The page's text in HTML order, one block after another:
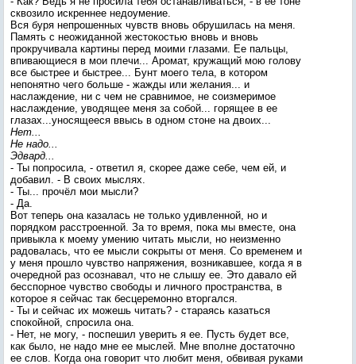
сквозило искреннее недоумение.
Вся буря непрошенных чувств вновь обрушилась на меня.
Память с неожиданной жестокостью вновь и вновь
прокручивала картины перед моими глазами. Ее пальцы,
впивающиеся в мои плечи... Аромат, кружащий мою голову
все быстрее и быстрее... Бунт моего тела, в котором
непонятно чего больше - жажды или желания... и
наслаждение, ни с чем не сравнимое, не соизмеримое
наслаждение, уводящее меня за собой... горящее в ее
глазах...уносящееся ввысь в одном стоне на двоих...
Нет...
Не надо...
Эдвард...
- Ты попросила, - ответил я, скорее даже себе, чем ей, и
добавил. - В своих мыслях.
- Ты... прочёл мои мысли?
- Да.
Вот теперь она казалась не только удивленной, но и
порядком расстроенной. За то время, пока мы вместе, она
привыкла к моему умению читать мысли, но неизменно
радовалась, что ее мысли сокрыты от меня. Со временем и
у меня прошло чувство напряжения, возникавшее, когда я в
очередной раз осознавал, что не слышу ее. Это давало ей
бесспорное чувство свободы и личного пространства, в
которое я сейчас так бесцеремонно вторгался.
- Ты и сейчас их можешь читать? - стараясь казаться
спокойной, спросила она.
- Нет, не могу, - поспешил уверить я ее. Пусть будет все,
как было, не надо мне ее мыслей. Мне вполне достаточно
ее слов. Когда она говорит что любит меня, обвивая руками